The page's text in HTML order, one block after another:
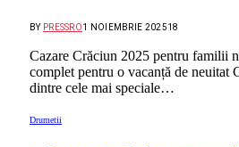
BY PRESSRO1 NOIEMBRIE 202518
Cazare Crăciun 2025 pentru familii
complet pentru o vacanță de neuitat
dintre cele mai speciale…
Drumetii